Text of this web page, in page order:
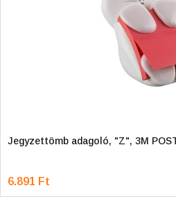
Jegyzettömb adagoló, "Z", 3M
6.891 Ft